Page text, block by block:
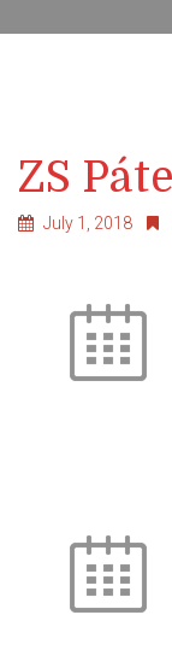
ZS
July 1, 2018